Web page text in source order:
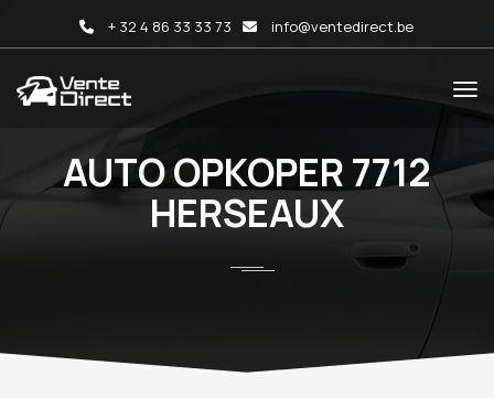
+ 32 4 86 33 33 73 info@ventedirect.be
AUTO OPKOPER 7712
HERSEAUX